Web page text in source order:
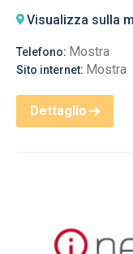
Visualizza sulla
Telefono: Mostra
Sito internet: Mostra
Dettaglio